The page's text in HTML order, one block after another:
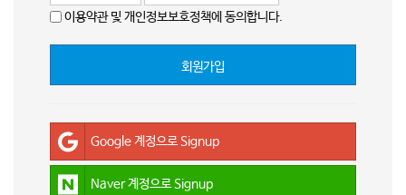
이용약관 및 개인정보보호정책에 동의합니다.
회원가입
Google 계정으로 Signup
Naver 계정으로 Signup